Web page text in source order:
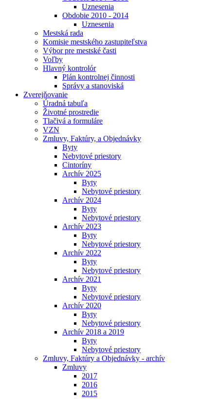
Uznesenia
Obdobie 2010 - 2014
Uznesenia
Mestská rada
Komisie mestského zastupiteľstva
Výbor pre mestské časti
Voľby
Hlavný kontrolór
Plán kontrolnej činnosti
Správy a stanoviská
Zverejňovanie
Úradná tabuľa
Životné prostredie
Tlačivá a formuláre
VZN
Zmluvy, Faktúry, a Objednávky
Byty
Nebytové priestory
Cintoríny
Archív 2025
Byty
Nebytové priestory
Archív 2024
Byty
Nebytové priestory
Archív 2023
Byty
Nebytové priestory
Archív 2022
Byty
Nebytové priestory
Archív 2021
Byty
Nebytové priestory
Archív 2020
Byty
Nebytové priestory
Archív 2018 a 2019
Byty
Nebytové priestory
Zmluvy, Faktúry a Objednávky - archív
Zmluvy
2017
2016
2015